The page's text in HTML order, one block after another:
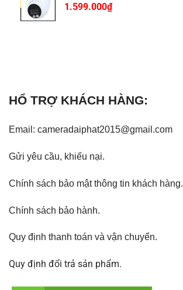
1.599.000₫
HỔ TRỢ KHÁCH HÀNG:
Email: cameradaiphat2015@gmail.com
Gửi yêu cầu, khiếu nại.
Chính sách bảo mật thông tin khách hàng.
Chính sách bảo hành.
Quy định thanh toán và vận chuyển.
Quy định đổi trả sản phẩm.